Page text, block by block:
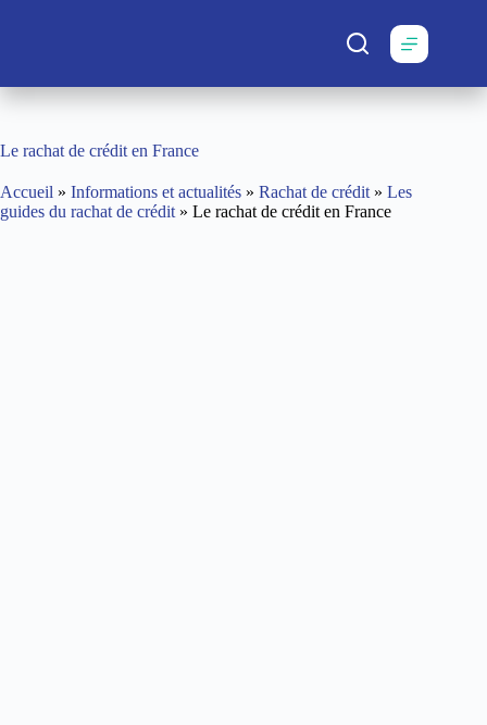
Le rachat de crédit en France
Accueil » Informations et actualités » Rachat de crédit » Les
guides du rachat de crédit » Le rachat de crédit en France